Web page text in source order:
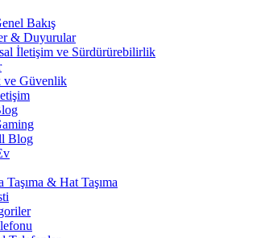
Bakış
& Duyurular
İletişim ve Sürdürürebilirlik
Güvenlik
Blog
Taşıma & Hat Taşıma